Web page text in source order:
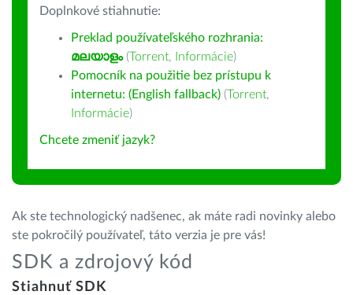
Doplnkové stiahnutie:
Preklad používateľského rozhrania:
മലയാളം (Torrent, Informácie)
Pomocník na použitie bez prístupu k
internetu: (English fallback) (Torrent,
Informácie)
Chcete zmeniť jazyk?
Ak ste technologický nadšenec, ak máte radi novinky alebo
ste pokročilý používateľ, táto verzia je pre vás!
SDK a zdrojový kód
Stiahnuť SDK